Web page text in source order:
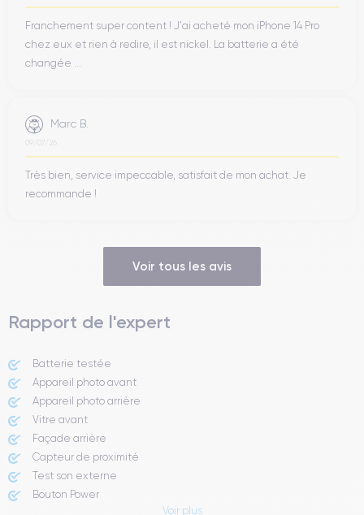
Franchement super content ! J'ai acheté mon iPhone 14 Pro
chez eux et rien à redire, il est nickel. La batterie a été
changée ...
Marc B.
09/07/26
Très bien, service impeccable, satisfait de mon achat. Je
recommande !
Voir tous les avis
Rapport de l'expert
Batterie testée
Appareil photo avant
Appareil photo arrière ​
Vitre avant ​
Façade arrière
Capteur de proximité
Test son externe
Bouton Power
Voir plus